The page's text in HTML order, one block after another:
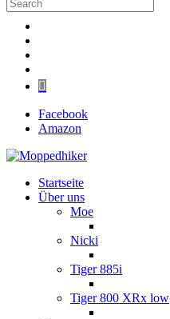
Facebook
Amazon
Startseite
Über uns
Moe
Nicki
Tiger 885i
Tiger 800 XRx low